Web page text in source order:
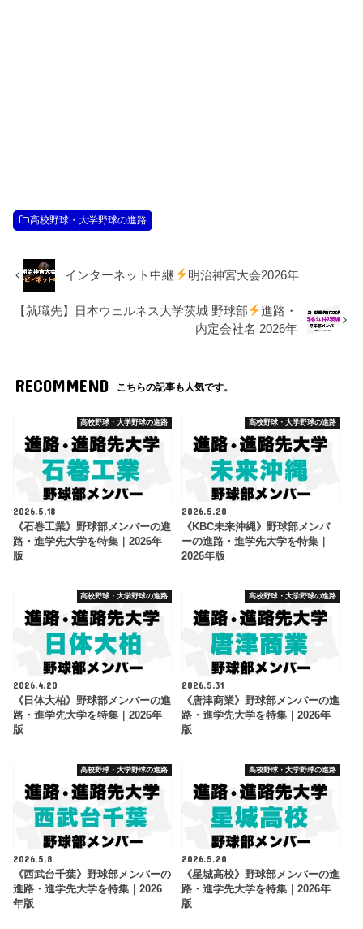
高校野球・大学野球の進路
インターネット中継 明治神宮大会2026年
【就職先】日本ウェルネス大学茨城 野球部
進路・
内定会社名 2026年
RECOMMEND こちらの記事も人気です。
高校野球・大学野球の進路
2026.5.18
《石巻工業》野球部メンバーの進
路・進学先大学を特集｜2026年
版
高校野球・大学野球の進路
2026.5.20
《KBC未来沖縄》野球部メンバ
ーの進路・進学先大学を特集｜
2026年版
高校野球・大学野球の進路
2026.4.20
《日体大柏》野球部メンバーの進
路・進学先大学を特集｜2026年
版
高校野球・大学野球の進路
2026.5.31
《唐津商業》野球部メンバーの進
路・進学先大学を特集｜2026年
版
高校野球・大学野球の進路
2026.5.8
《西武台千葉》野球部メンバーの
進路・進学先大学を特集｜2026
年版
高校野球・大学野球の進路
2026.5.20
《星城高校》野球部メンバーの進
路・進学先大学を特集｜2026年
版